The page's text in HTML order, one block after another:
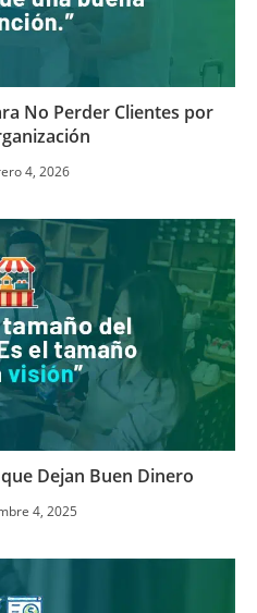
No Perder Clientes por
4, 2026
Dejan Buen Dinero
4, 2025